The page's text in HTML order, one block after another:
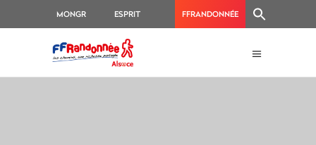
MONGR ESPRIT
RANDO
FFRANDONNÉE